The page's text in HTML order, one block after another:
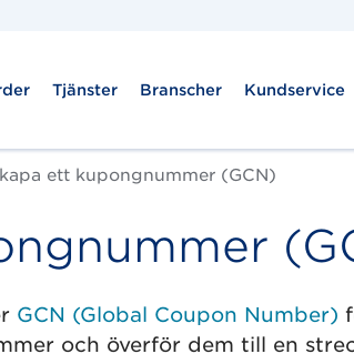
Tjänster Branscher Kundservice
ett kupongnummer (GCN)
GCN (Global Coupon Number)
och överför dem till en